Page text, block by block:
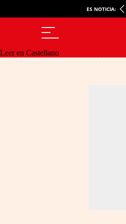
ES NOTICIA:
Leer en Castellano